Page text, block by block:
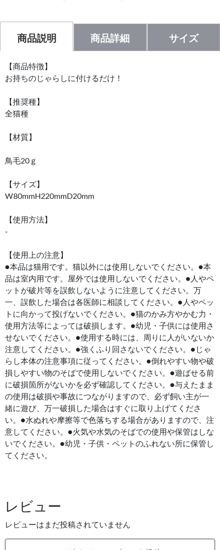
商品説明 商品詳細 サイズ
【商品特徴】
お持ちのじゃらしに付けるだけ！
【推奨種】
全猫種
【材質】
鳥毛20ｇ
【サイズ】
W80mmH220mmD20mm
【使用方法】
-
【使用上の注意】
●本品は猫用です。猫以外には使用しないでください。●本
品は室内用です。屋外では使用しないでください。●人やペ
ットが破片等を誤飲しないように注意してください。万
一、誤飲した場合は各医師に相談してください。●人やペッ
トに向かって投げないでください。●猫のかみ方やかむ力・
使用方法等によっては破損します。●幼児・子供には使用さ
せないでください。●使用する時には、周りに人がいないか
注意してください。●強くふり回さないでください。●じゃ
らし本体の注意事項に従ってください。●倒れやすい物や破
損しやすい物のそばで使用しないでください。●遊ばせる前
に破損箇所がないかを必ず確認してください。●与えたまま
の使用は破損や事故につながりますので、必ず飼い主が一
緒に遊び、万一破損した場合はすぐに取り上げてくださ
い。●水ぬれや摩擦等で色落ちする場合がありますので、注
意してください。●火気や水気のそばでの使用や保管はしな
いでください。●幼児・子供・ペットのふれない所に保管し
てください。
レビュー
レビューはまだ投稿されていません